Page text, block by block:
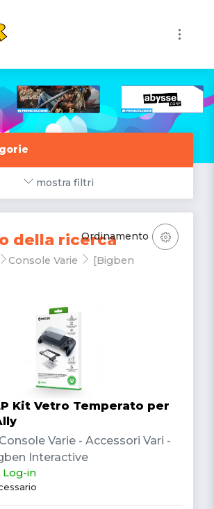
mostra filtri
della ricerca
Console Varie
[Bigben
Ordinamento
Kit Vetro Temperato per
Varie - Accessori Vari -
Interactive
Log-in